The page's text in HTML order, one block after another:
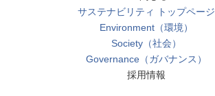
サステナビリティ トップページ
Environment（環境）
Society（社会）
Governance（ガバナンス）
採用情報